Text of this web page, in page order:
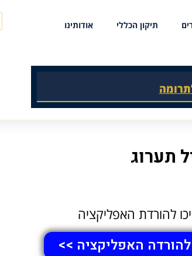
תיקון הכללי אודותינו
תערוג
להורדת האפליקציה
האפליקציה >>